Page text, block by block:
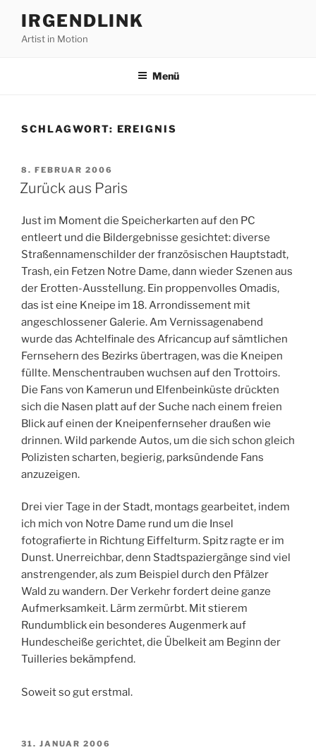
Inhalt
springen
IRGENDLINK
Artist in Motion
Menü
SCHLAGWORT: EREIGNIS
VERÖFFENTLICHT
AM
8. FEBRUAR 2006
Zurück aus Paris
Just im Moment die Speicherkarten auf den PC
entleert und die Bildergebnisse gesichtet: diverse
Straßennamenschilder der französischen Hauptstadt,
Trash, ein Fetzen Notre Dame, dann wieder Szenen aus
der Erotten-Ausstellung. Ein proppenvolles Omadis,
das ist eine Kneipe im 18. Arrondissement mit
angeschlossener Galerie. Am Vernissagenabend
wurde das Achtelfinale des Africancup auf sämtlichen
Fernsehern des Bezirks übertragen, was die Kneipen
füllte. Menschentrauben wuchsen auf den Trottoirs.
Die Fans von Kamerun und Elfenbeinküste drückten
sich die Nasen platt auf der Suche nach einem freien
Blick auf einen der Kneipenfernseher draußen wie
drinnen. Wild parkende Autos, um die sich schon gleich
Polizisten scharten, begierig, parksündende Fans
anzuzeigen.
Drei vier Tage in der Stadt, montags gearbeitet, indem
ich mich von Notre Dame rund um die Insel
fotografierte in Richtung Eiffelturm. Spitz ragte er im
Dunst. Unerreichbar, denn Stadtspaziergänge sind viel
anstrengender, als zum Beispiel durch den Pfälzer
Wald zu wandern. Der Verkehr fordert deine ganze
Aufmerksamkeit. Lärm zermürbt. Mit stierem
Rundumblick ein besonderes Augenmerk auf
Hundescheiße gerichtet, die Übelkeit am Beginn der
Tuilleries bekämpfend.
Soweit so gut erstmal.
VERÖFFENTLICHT
31. JANUAR 2006